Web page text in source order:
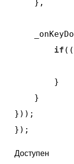
    },
if
        }
    }
}));
Доступен